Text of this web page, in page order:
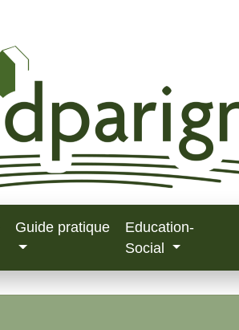
Guide pratique
Education-
Social